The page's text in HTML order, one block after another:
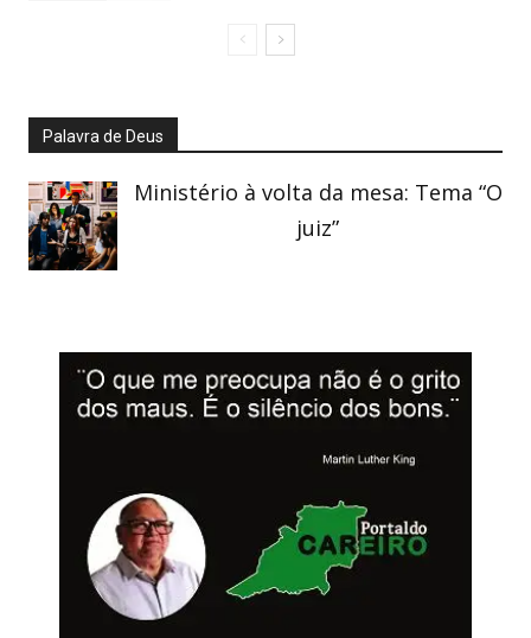
Palavra de Deus
Ministério à volta da mesa: Tema “O
juiz”